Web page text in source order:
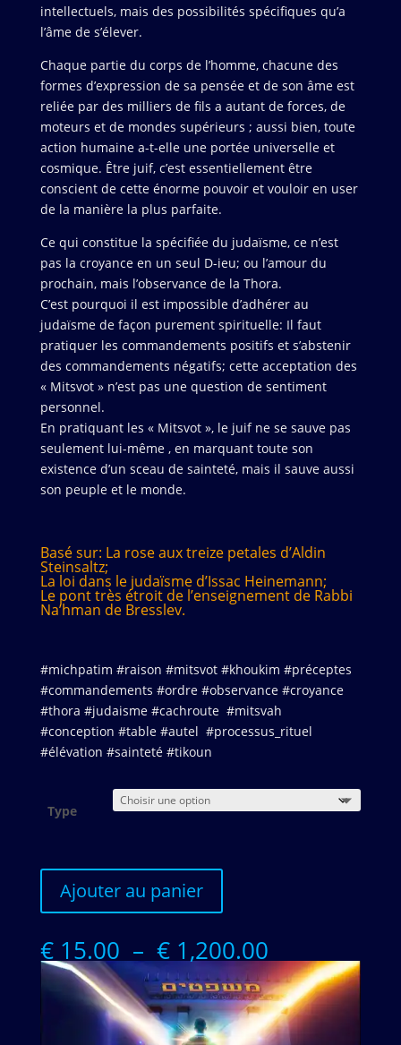
intellectuels, mais des possibilités spécifiques qu’a
l’âme de s’élever.
Chaque partie du corps de l’homme, chacune des
formes d’expression de sa pensée et de son âme est
reliée par des milliers de fils a autant de forces, de
moteurs et de mondes supérieurs ; aussi bien, toute
action humaine a-t-elle une portée universelle et
cosmique. Être juif, c’est essentiellement être
conscient de cette énorme pouvoir et vouloir en user
de la manière la plus parfaite.
Ce qui constitue la spécifiée du judaïsme, ce n’est
pas la croyance en un seul D-ieu; ou l’amour du
prochain, mais l’observance de la Thora.
C’est pourquoi il est impossible d’adhérer au
judaïsme de façon purement spirituelle: Il faut
pratiquer les commandements positifs et s’abstenir
des commandements négatifs; cette acceptation des
« Mitsvot » n’est pas une question de sentiment
personnel.
En pratiquant les « Mitsvot », le juif ne se sauve pas
seulement lui-même , en marquant toute son
existence d’un sceau de sainteté, mais il sauve aussi
son peuple et le monde.
Basé sur: La rose aux treize petales d’Aldin
Steinsaltz;
La loi dans le judaïsme d’Issac Heinemann;
Le pont très étroit de l’enseignement de Rabbi
Na’hman de Bresslev.
#michpatim #raison #mitsvot #khoukim #préceptes
#commandements #ordre #observance #croyance
#thora #judaisme #cachroute #mitsvah
#conception #table #autel #processus_rituel
#élévation #sainteté #tikoun
Type
Ajouter au panier
€15.00 – €1,200.00Plage
de
prix :
€ 15.00
à